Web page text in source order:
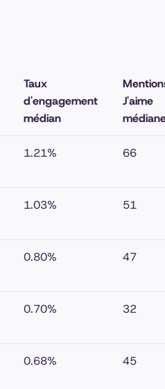
Taux
d'engagement
médian
J'aime
1.21% 66
1.03% 51
0.80% 47
0.70% 32
0.68% 45